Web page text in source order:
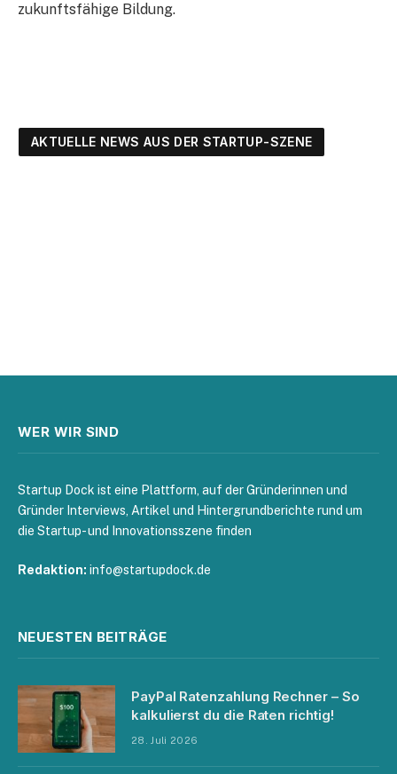
zukunftsfähige Bildung.
AKTUELLE NEWS AUS DER STARTUP-SZENE
WER WIR SIND
Startup Dock ist eine Plattform, auf der Gründerinnen und
Gründer Interviews, Artikel und Hintergrundberichte rund um
die Startup- und Innovationsszene finden
Redaktion: info@startupdock.de
NEUESTEN BEITRÄGE
PayPal Ratenzahlung Rechner – So
kalkulierst du die Raten richtig!
28. Juli 2026